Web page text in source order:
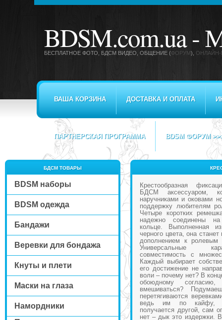
BDSM.com.ua -
БЕСПЛАТНОЕ ФОТО, БДСМ ВИДЕО , ОБЩЕНИЕ (ФОРУМ), ОНЛАЙН-
ВАША КОРЗИНА ДОСТАВКА И ОПЛАТА
ПАРТНЕРСКАЯ ПРОГРАММА BDSM ФОРУМ
БДСМ ТОВАРЫ
BDSM наборы
BDSM одежда
Бандажи
Веревки для бондажа
Кнуты и плети
Маски на глаза
Намордники
Крестообразная
БДСМ аксессуаром,
наручниками и оковами
поддержку любителям
Четыре коротких
надежно соединены
кольце. Выполненная
черного цвета, она
дополнением к ролевым
Универсальные
совместимость с
Каждый выбирает
его достижение не
воли – почему нет? В
обоюдному
вмешиваться?
перетягиваются
ведь им по кайфу,
получается другой, сам
нет – дык это издержки.